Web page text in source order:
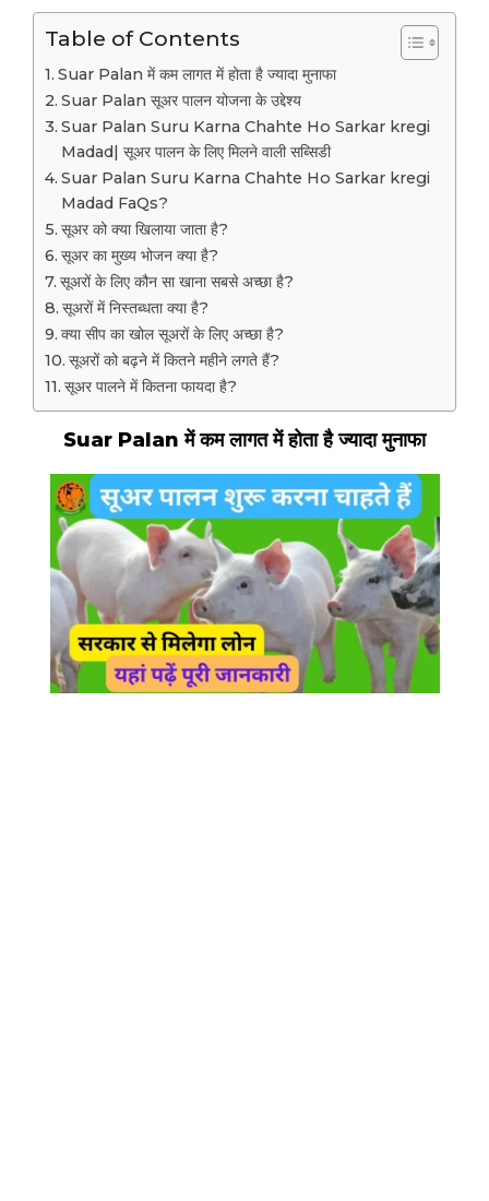
Table of Contents
Suar Palan में कम लागत में होता है ज्यादा मुनाफा
Suar Palan सूअर पालन योजना के उद्देश्य
Suar Palan Suru Karna Chahte Ho Sarkar kregi
Madad| सूअर पालन के लिए मिलने वाली सब्सिडी
Suar Palan Suru Karna Chahte Ho Sarkar kregi
Madad FaQs?
सूअर को क्या खिलाया जाता है?
सूअर का मुख्य भोजन क्या है?
सूअरों के लिए कौन सा खाना सबसे अच्छा है?
सूअरों में निस्तब्धता क्या है?
क्या सीप का खोल सूअरों के लिए अच्छा है?
सूअरों को बढ़ने में कितने महीने लगते हैं?
सूअर पालने में कितना फायदा है?
Suar Palan में कम लागत में होता है ज्यादा मुनाफा